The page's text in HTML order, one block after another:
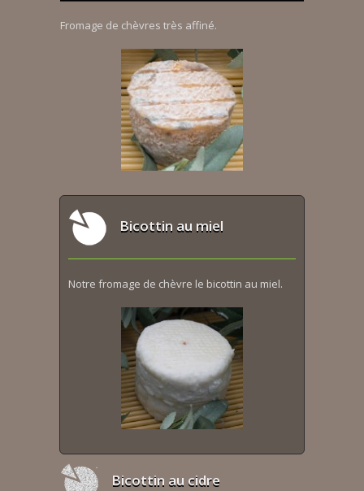
Fromage de chèvres très affiné.
Bicottin au miel
Notre fromage de chèvre le bicottin au miel.
Bicottin au cidre